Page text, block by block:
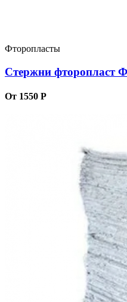
Фторопласты
Стержни фторопласт
От 1550 Р